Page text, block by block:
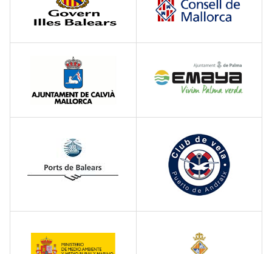
Servicios
Instalaciones Asociadas
Gestión Integral
Contacto